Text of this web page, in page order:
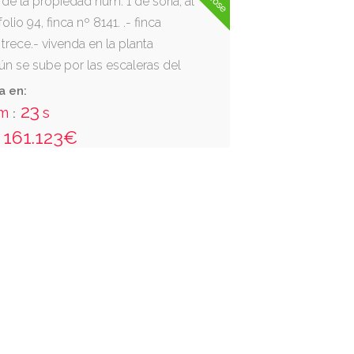
94, finca nº 8141. .- finca
vivenda en la planta
se sube por las escaleras del
avenida de soria, número
en:
: 23 s
161.123€